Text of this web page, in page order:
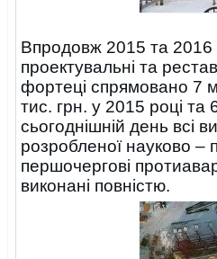
Впродовж 2015 та 2016
проектувальні та
фортеці спрямовано 7
тис. грн. у 2015 році
сьогоднішній день всі
розробленої науково –
першочергові
виконані повністю.